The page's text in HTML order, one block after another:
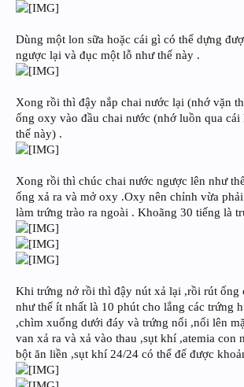
Dùng một lon sữa hoặc cái gì có thể dựng
ngược lại và đục một lỗ như thế này .
Xong rồi thì đậy nắp chai nước lại (nhớ vặn
ống oxy vào đầu chai nước (nhớ luồn qua cái
thế này) .
Xong rồi thì chúc chai nước ngược lên như
ống xả ra và mở oxy .Oxy nên chỉnh vừa
làm trứng trào ra ngoài . Khoãng 30 tiếng là
Khi trứng nở rồi thì đậy nút xả lại ,rồi rút ống
như thế ít nhất là 10 phút cho lắng các trứng
,chìm xuống dưới đáy và trứng nổi ,nổi lên
van xả ra và xả vào thau ,sụt khí ,atemia con
bột ăn liền ,sụt khí 24/24 có thể để được